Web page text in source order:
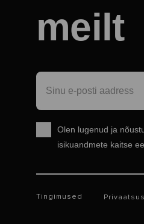
meilt
Olen lugenud ja
isikuandmete kaitse
Tingimused